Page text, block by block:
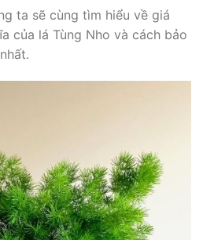
ta sẽ cùng tìm hiểu về giá
của lá Tùng Nho và cách bảo